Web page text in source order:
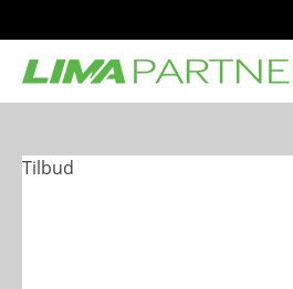
Tilbud